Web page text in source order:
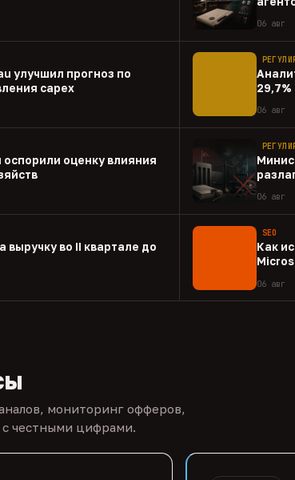
06 авг
улучшил прогноз по
capex
29,7%
06 авг
оценку влияния
06 авг
выручку во II квартале до
SEO
Как
06 авг
мониторинг офферов,
с честными цифрами.